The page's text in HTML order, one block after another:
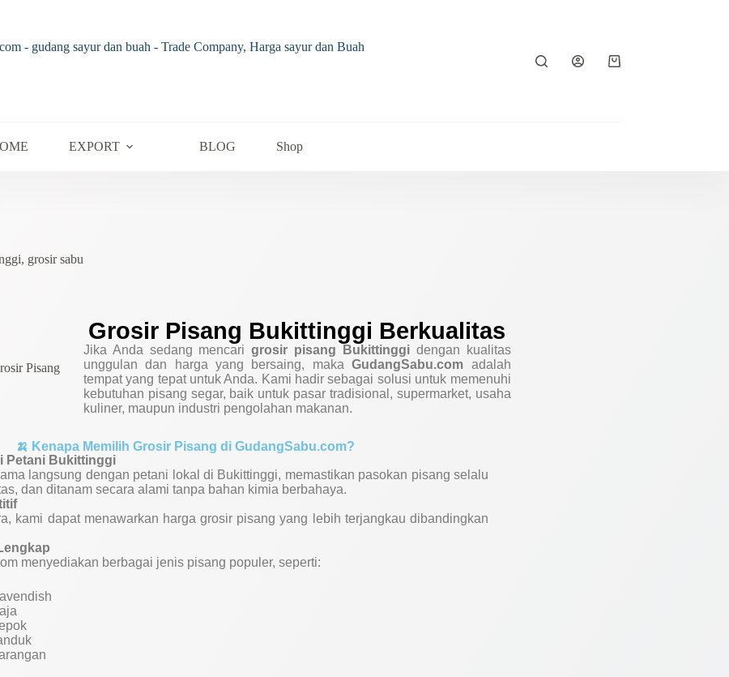
EXPORT BLOG Shop
, grosir sabu
Grosir Pisang Bukittinggi Berkualitas
Jika Anda sedang mencarigrosir pisang Bukittinggidengan kualitas
unggulan dan harga yang bersaing, makaGudangSabu.com adalah
tempat yang tepat untuk Anda. Kami hadir sebagai solusi untuk memenuhi
kebutuhan pisang segar, baik untuk pasar tradisional, supermarket, usaha
kuliner, maupun industri pengolahan makanan.
🍌 Kenapa Memilih Grosir Pisang di GudangSabu.com?
Petani Bukittinggi
langsung dengan petani lokal di Bukittinggi, memastikan pasokan pisang selalu
dan ditanam secara alami tanpa bahan kimia berbahaya.
kami dapat menawarkan harga grosir pisang yang lebih terjangkau dibandingkan
menyediakan berbagai jenis pisang populer, seperti: